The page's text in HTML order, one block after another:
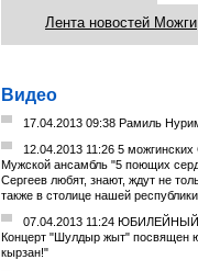
Лента новостей Можги
Видео
17.04.2013 09:38 Рамиль
12.04.2013 11:26 5
Мужской ансамбль "5 поющих
Сергеев любят, знают, ждут не
также в столице нашей республики.
07.04.2013 11:24
Концерт "Шулдыр жыт" посвящен
кырзан!"